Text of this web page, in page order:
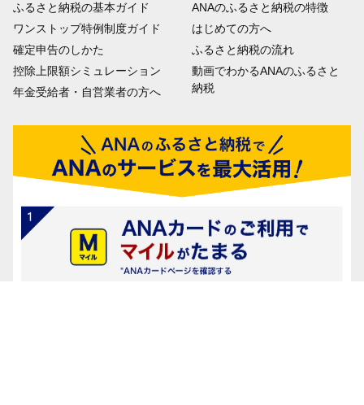
ふるさと納税の基本ガイド
ワンストップ特例制度ガイド
確定申告のしかた
控除上限額シミュレーション
年金受給者・自営業者の方へ
ANAのふるさと納税の特徴
はじめての方へ
ふるさと納税の流れ
動画でわかるANAのふるさと
納税